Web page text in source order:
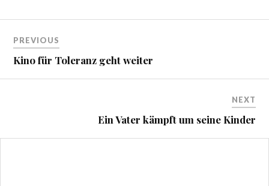
PREVIOUS
Kino für Toleranz geht weiter
NEXT
Ein Vater kämpft um seine Kinder